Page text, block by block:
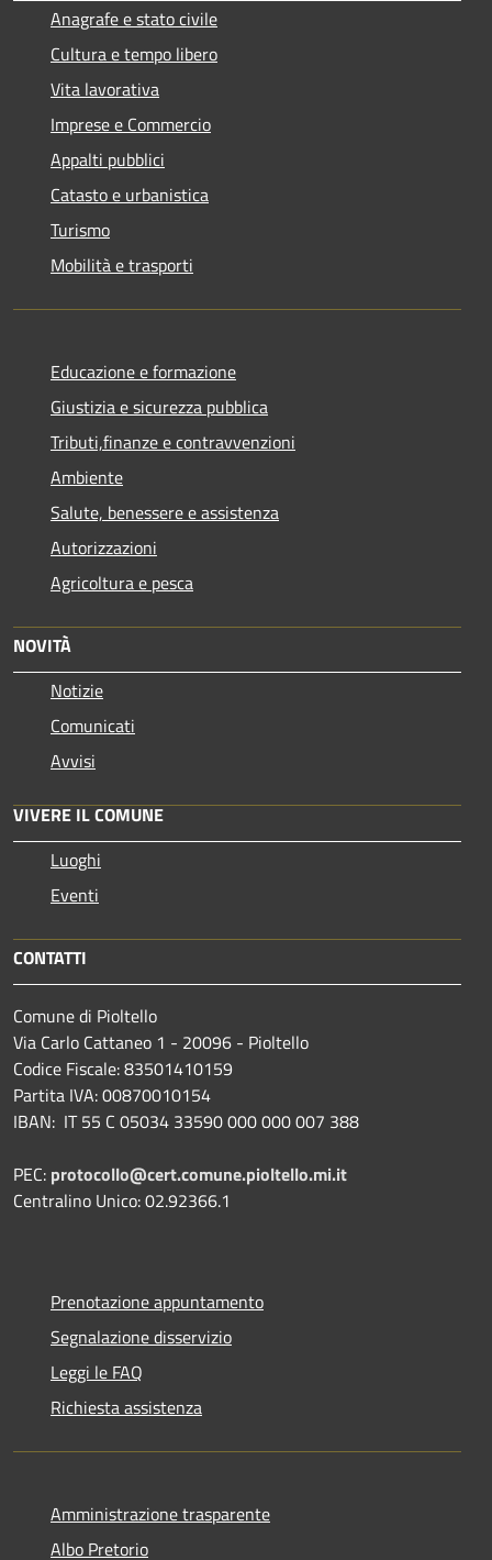
Anagrafe e stato civile
Cultura e tempo libero
Vita lavorativa
Imprese e Commercio
Appalti pubblici
Catasto e urbanistica
Turismo
Mobilità e trasporti
Educazione e formazione
Giustizia e sicurezza pubblica
Tributi,finanze e contravvenzioni
Ambiente
Salute, benessere e assistenza
Autorizzazioni
Agricoltura e pesca
NOVITÀ
Notizie
Comunicati
Avvisi
VIVERE IL COMUNE
Luoghi
Eventi
CONTATTI
Comune di Pioltello
Via Carlo Cattaneo 1 - 20096 - Pioltello
Codice Fiscale: 83501410159
Partita IVA: 00870010154
IBAN: IT 55 C 05034 33590 000 000 007 388
PEC: protocollo@cert.comune.pioltello.mi.it
Centralino Unico: 02.92366.1
Prenotazione appuntamento
Segnalazione disservizio
Leggi le FAQ
Richiesta assistenza
Amministrazione trasparente
Albo Pretorio